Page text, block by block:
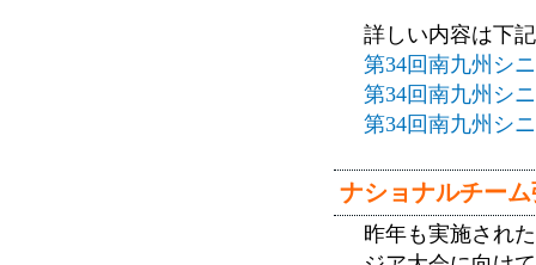
詳しい内容は下
第34回南九州シ
第34回南九州シ
第34回南九州シ
ナショナルチー
昨年も実施され